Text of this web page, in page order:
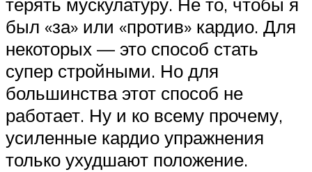
был «за» или «против» кардио. Для
некоторых — это способ стать
супер стройными. Но для
большинства этот способ не
работает. Ну и ко всему прочему,
усиленные кардио упражнения
только ухудшают положение.